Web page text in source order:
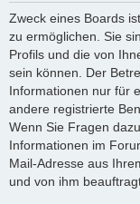
Zweck eines Boards
zu ermöglichen. Sie
Profils und die von
sein können. Der
Informationen nur für
andere registrierte
Wenn Sie Fragen
Informationen im
Mail-Adresse aus
und von ihm